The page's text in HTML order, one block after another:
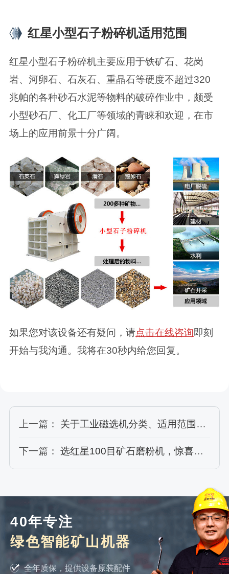
红星小型石子粉碎机适用范围
红星小型石子粉碎机主要应用于铁矿石、花岗
岩、河卵石、石灰石、重晶石等硬度不超过320
兆帕的各种砂石水泥等物料的破碎作业中，颇受
小型砂石厂、化工厂等领域的青睐和欢迎，在市
场上的应用前景十分广阔。
如果您对该设备还有疑问，请点击在线咨询即刻
开始与我沟通。我将在30秒内给您回复。
上一篇： 关于工业磁选机分类、适用范围和性能的相关分析
下一篇： 选红星100目矿石磨粉机，惊喜不断等你来
40年专注
绿色智能矿山机器
全年质保，提供设备原装配件